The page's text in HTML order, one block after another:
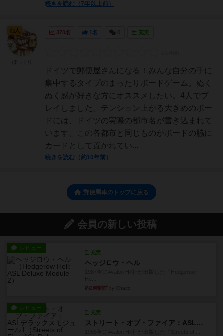
続きを読む（7年以上前）
370名 1名 充実
ドイツで郵便屋さんになる！みんな自分の手に
集中するタイプのまったりボードゲーム。ぬく
ぬく感が好きな方にオススメしたい。4人でプ
レイしました。テンション上がる大きめのボー
ドには、ドイツの実際の都市名が書き込まれて
います。この各都市と同じものがボードの脇に
カードとして置かれてい...
続きを読む（約10年前）
仙人
郵便馬車のトップに戻る
会員の新しい投稿
レビュー
充実
ヘッジロウ・ヘル
約2時間前
レビュー
充実
ストリート・オブ・ファイア：ASLデラックスモジュール1